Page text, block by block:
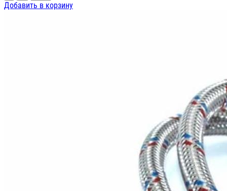
Добавить в корзину